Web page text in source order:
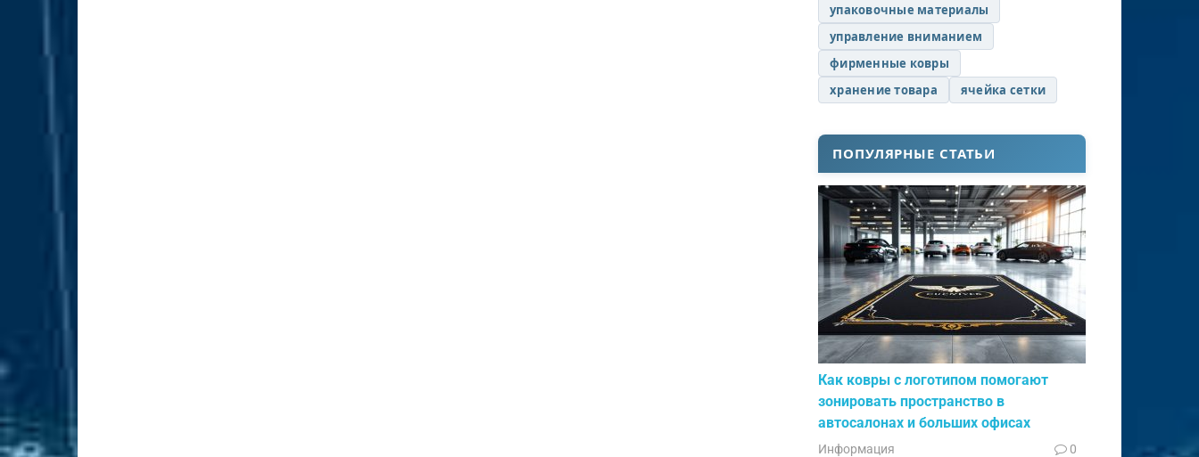
упаковочные материалы
управление вниманием
фирменные ковры
хранение товара
ячейка сетки
ПОПУЛЯРНЫЕ СТАТЬИ
Как ковры с логотипом помогают
зонировать пространство в
автосалонах и больших офисах
Информация 0